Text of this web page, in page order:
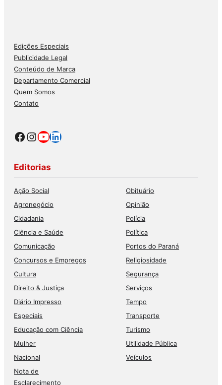
Edições Especiais
Publicidade Legal
Conteúdo de Marca
Departamento Comercial
Quem Somos
Contato
Facebook
Instagram
Youtube
LinkedIn
Editorias
Ação Social
Agronegócio
Cidadania
Ciência e Saúde
Comunicação
Concursos e Empregos
Cultura
Direito & Justiça
Diário Impresso
Especiais
Educação com Ciência
Mulher
Nacional
Nota de
Esclarecimento
Obituário
Opinião
Polícia
Política
Portos do Paraná
Religiosidade
Segurança
Serviços
Tempo
Transporte
Turismo
Utilidade Pública
Veículos